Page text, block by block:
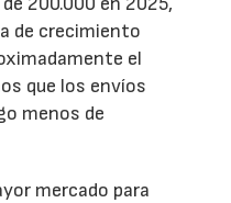
de crecimiento
el
que los envíos
menos de
mercado para